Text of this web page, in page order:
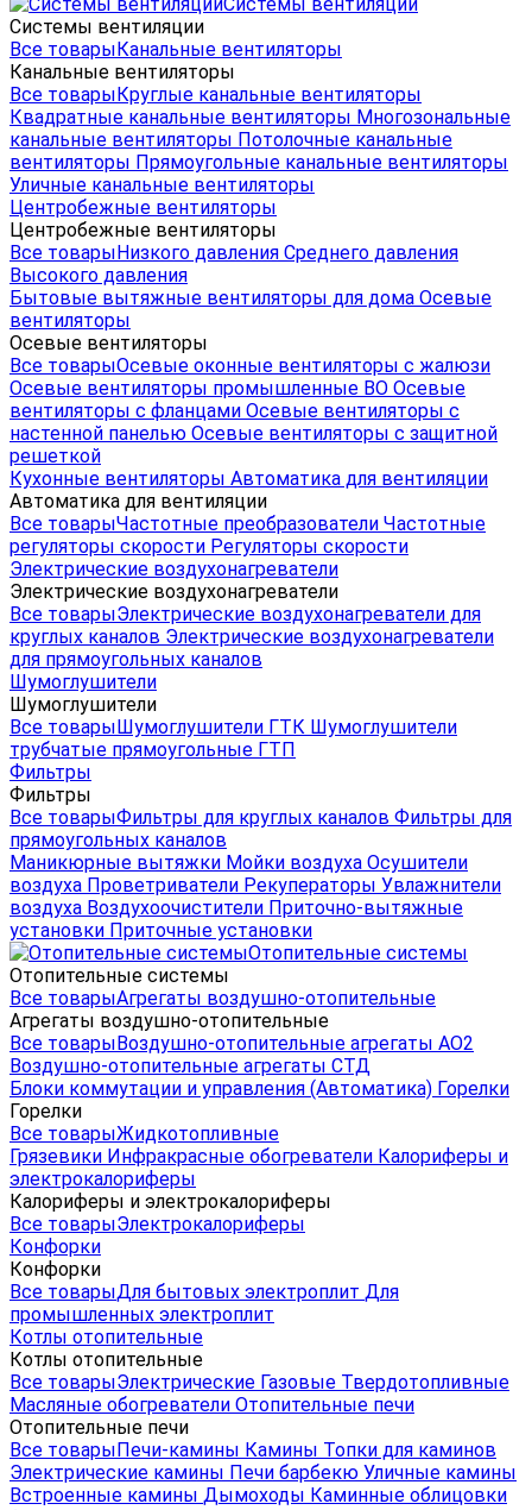
Системы вентиляции
Все товарыКанальные вентиляторы
Канальные вентиляторы
Все товарыКруглые канальные вентиляторы
Квадратные канальные вентиляторы Многозональные
канальные вентиляторы Потолочные канальные
вентиляторы Прямоугольные канальные вентиляторы
Уличные канальные вентиляторы
Центробежные вентиляторы
Центробежные вентиляторы
Все товарыНизкого давления Среднего давления
Высокого давления
Бытовые вытяжные вентиляторы для дома Осевые
вентиляторы
Осевые вентиляторы
Все товарыОсевые оконные вентиляторы с жалюзи
Осевые вентиляторы промышленные ВО Осевые
вентиляторы с фланцами Осевые вентиляторы с
настенной панелью Осевые вентиляторы с защитной
решеткой
Кухонные вентиляторы Автоматика для вентиляции
Автоматика для вентиляции
Все товарыЧастотные преобразователи Частотные
регуляторы скорости Регуляторы скорости
Электрические воздухонагреватели
Электрические воздухонагреватели
Все товарыЭлектрические воздухонагреватели для
круглых каналов Электрические воздухонагреватели
для прямоугольных каналов
Шумоглушители
Шумоглушители
Все товарыШумоглушители ГТК Шумоглушители
трубчатые прямоугольные ГТП
Фильтры
Фильтры
Все товарыФильтры для круглых каналов Фильтры для
прямоугольных каналов
Маникюрные вытяжки Мойки воздуха Осушители
воздуха Проветриватели Рекуператоры Увлажнители
воздуха Воздухоочистители Приточно-вытяжные
установки Приточные установки
Отопительные системы
Отопительные системы
Все товарыАгрегаты воздушно-отопительные
Агрегаты воздушно-отопительные
Все товарыВоздушно-отопительные агрегаты АО2
Воздушно-отопительные агрегаты СТД
Блоки коммутации и управления (Автоматика) Горелки
Горелки
Все товарыЖидкотопливные
Грязевики Инфракрасные обогреватели Калориферы и
электрокалориферы
Калориферы и электрокалориферы
Все товарыЭлектрокалориферы
Конфорки
Конфорки
Все товарыДля бытовых электроплит Для
промышленных электроплит
Котлы отопительные
Котлы отопительные
Все товарыЭлектрические Газовые Твердотопливные
Масляные обогреватели Отопительные печи
Отопительные печи
Все товарыПечи-камины Камины Топки для каминов
Электрические камины Печи барбекю Уличные камины
Встроенные камины Дымоходы Каминные облицовки